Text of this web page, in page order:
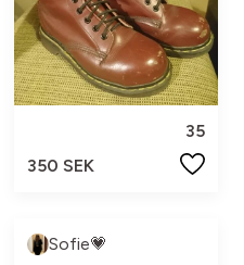
35
350 SEK
Sofie💗